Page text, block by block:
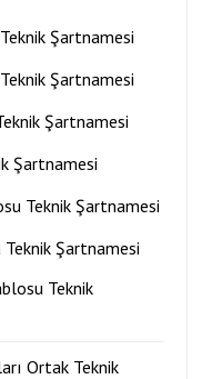
Şartnamesi
Şartnamesi
Şartnamesi
Şartnamesi
Teknik Şartnamesi
Şartnamesi
Teknik
Ortak Teknik